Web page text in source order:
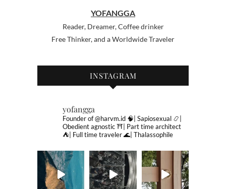
YOFANGGA
Reader, Dreamer, Coffee drinker
Free Thinker, and a Worldwide Traveler
INSTAGRAM
yofangga
Founder of @harvm.id 🧠| Sapiosexual 📿|
Obedient agnostic⛩| Part time architect
⛺️| Full time traveler🌊| Thalassophile